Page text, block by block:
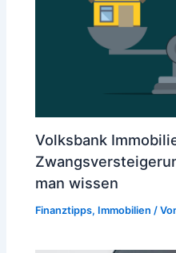
Volksbank
man wissen
Finanztipps, Immobilien /